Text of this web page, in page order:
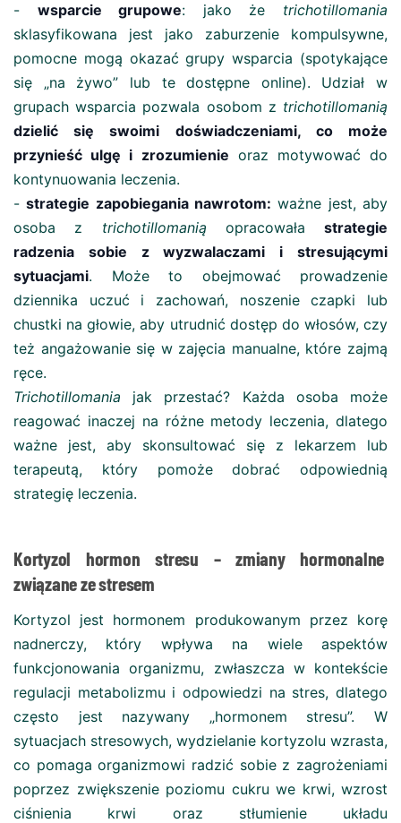
- wsparcie grupowe: jako że trichotillomania
sklasyfikowana jest jako zaburzenie kompulsywne,
pomocne mogą okazać grupy wsparcia (spotykające
się „na żywo” lub te dostępne online). Udział w
grupach wsparcia pozwala osobom z trichotillomanią
dzielić się swoimi doświadczeniami, co może
przynieść ulgę i zrozumienie oraz motywować do
kontynuowania leczenia​.
-strategie zapobiegania nawrotom: ważne jest, aby
osoba z trichotillomanią opracowała strategie
radzenia sobie z wyzwalaczami i stresującymi
sytuacjami. Może to obejmować prowadzenie
dziennika uczuć i zachowań, noszenie czapki lub
chustki na głowie, aby utrudnić dostęp do włosów, czy
też angażowanie się w zajęcia manualne, które zajmą
ręce​.
Trichotillomania jak przestać? Każda osoba może
reagować inaczej na różne metody leczenia, dlatego
ważne jest, aby skonsultować się z lekarzem lub
terapeutą, który pomoże dobrać odpowiednią
strategię leczenia.
Kortyzol hormon stresu – zmiany hormonalne
związane ze stresem
Kortyzol jest hormonem produkowanym przez korę
nadnerczy, który wpływa na wiele aspektów
funkcjonowania organizmu, zwłaszcza w kontekście
regulacji metabolizmu i odpowiedzi na stres, dlatego
często jest nazywany „hormonem stresu”. W
sytuacjach stresowych, wydzielanie kortyzolu wzrasta,
co pomaga organizmowi radzić sobie z zagrożeniami
poprzez zwiększenie poziomu cukru we krwi, wzrost
ciśnienia krwi oraz stłumienie układu